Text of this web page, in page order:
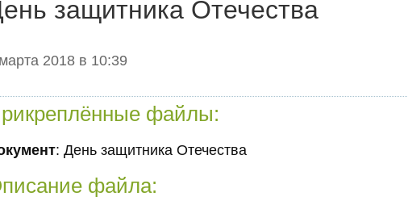
защитника Отечества
2018 в 10:39
файлы:
: День защитника Отечества
файла: